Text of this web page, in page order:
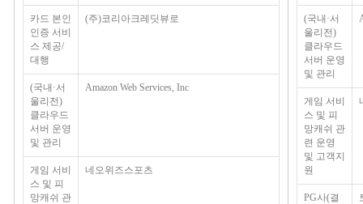
카드 본인
인증 서비
스 제공/
대행
(주)코리아크레딧뷰로
(국내·서
울리전)
클라우드
서버 운영
및 관리
Amazon Web Services, Inc
게임 서비
스 및 피
망캐쉬 관
네오위즈스포츠
(국내·서
울리전)
클라우드
서버 운영
및 관리
게임 서비
스 및 피
망캐쉬 관
련 운영
및 고객지
원
PG사(결